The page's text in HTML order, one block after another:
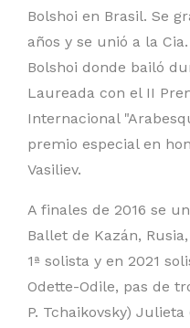
Bolshoi en Brasil. Se
años y se unió a la
Bolshoi donde bailó
Laureada con el II
Internacional
premio especial en
Vasiliev.
A finales de 2016 se
Ballet de Kazán,
1ª solista y en 2021
Odette-Odile, pas de
P. Tchaikovsky)